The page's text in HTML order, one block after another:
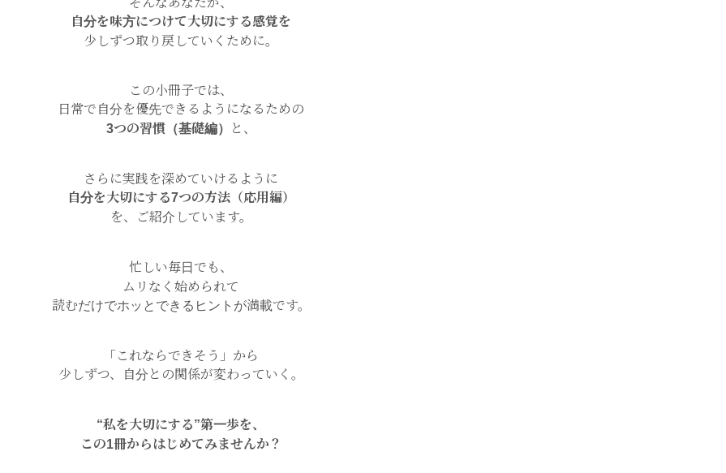
そんなあなたが、
自分を味方につけて大切にする感覚を
少しずつ取り戻していくために。
この小冊子では、
日常で自分を優先できるようになるための
3つの習慣（基礎編）
と、
さらに実践を深めていけるように
自分を大切にする7つの方法（応用編）
を、ご紹介しています。
忙しい毎日でも、
ムリなく始められて
読むだけでホッとできるヒントが満載です。
「これならできそう」から
少しずつ、自分との関係が変わっていく。
“私を大切にする”第一歩を、
この1冊からはじめてみませんか？